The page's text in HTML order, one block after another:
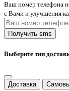
Ваш номер телефона
с Вами и улучшения
Выберите тип
Доставка